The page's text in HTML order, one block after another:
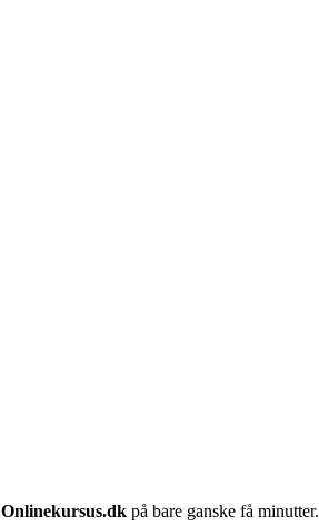
Onlinekursus.dk på bare ganske få minutter.